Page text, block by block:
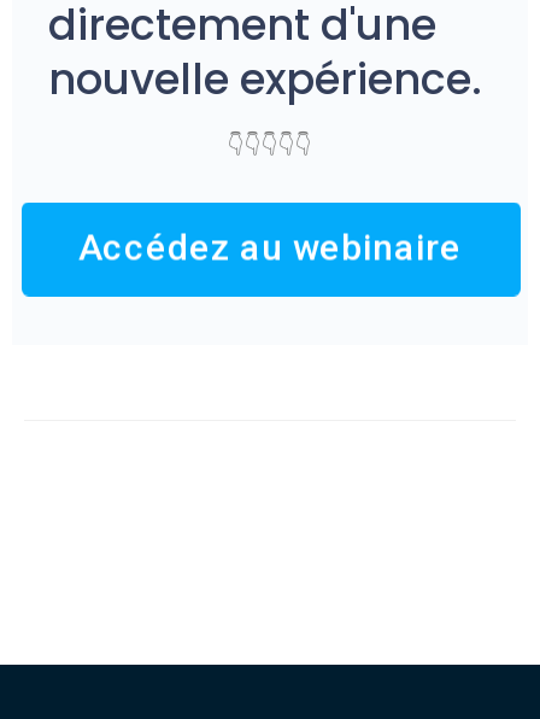
directement d'une
nouvelle expérience.
👇👇👇👇👇
Accédez au webinaire